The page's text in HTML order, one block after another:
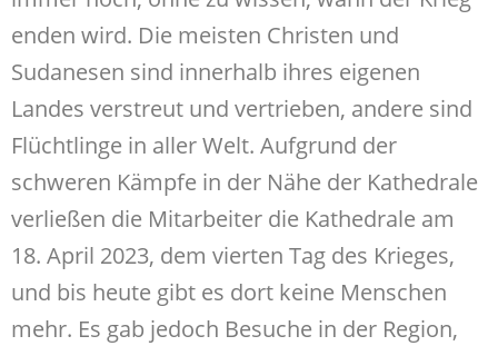
enden wird. Die meisten Christen und
Sudanesen sind innerhalb ihres eigenen
Landes verstreut und vertrieben, andere sind
Flüchtlinge in aller Welt. Aufgrund der
schweren Kämpfe in der Nähe der Kathedrale
verließen die Mitarbeiter die Kathedrale am
18. April 2023, dem vierten Tag des Krieges,
und bis heute gibt es dort keine Menschen
mehr. Es gab jedoch Besuche in der Region,